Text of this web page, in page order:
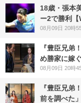
18歳・張本
ー2で勝利【
08月09日 20時
『豊臣兄
め勝家に嫁ぐ
08月09日 20時
『豊臣兄弟
前を調べた